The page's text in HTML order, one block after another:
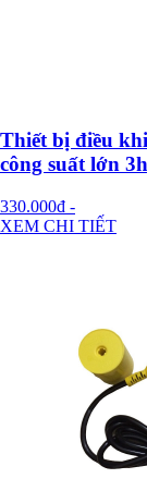
Thiết bị điều
công suất lớn
330.000đ -
XEM CHI TIẾT